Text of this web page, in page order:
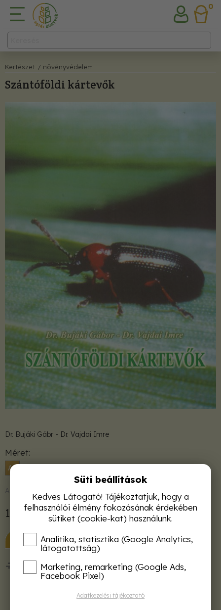
0
Kertészet / növényvédelem
Szántóföldi kártevők
Dr. Bujáki Gábr - Dr. Vajdai Imre
Méret
A5
Azonnal raktárról
1 980 Ft
KOSÁRBA
50 000 Ft felett ingyenes kiszállítás!
Termékleírás
Süti beállítások
Kedves Látogató! Tájékoztatjuk, hogy a
felhasználói élmény fokozásának érdekében
sütiket (cookie-kat) használunk.
Analitika, statisztika (Google Analytics,
látogatottság)
Marketing, remarketing (Google Ads,
Facebook Pixel)
Adatkezelési tájékoztató